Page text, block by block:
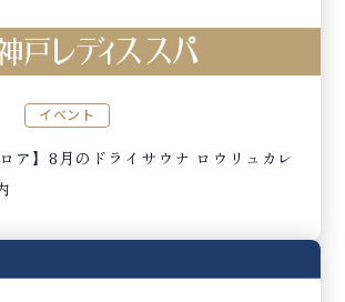
イベント
ア】8月のドライサウナ ロウリュカレ